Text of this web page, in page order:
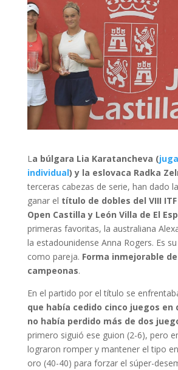
La búlgara Lia Karatancheva (
individual) y la eslovaca Radka
terceras cabezas de serie, han dado
ganar el título de dobles del VIII
Open Castilla y León Villa de El
primeras favoritas, la australiana
la estadounidense Anna Rogers. Es
como pareja. Forma inmejorable
campeonas.
En el partido por el título se
que había cedido cinco juegos en
no había perdido más de dos
primero siguió ese guion (2-6), pero
lograron romper y mantener el tipo
oro (40-40) para forzar el súper-